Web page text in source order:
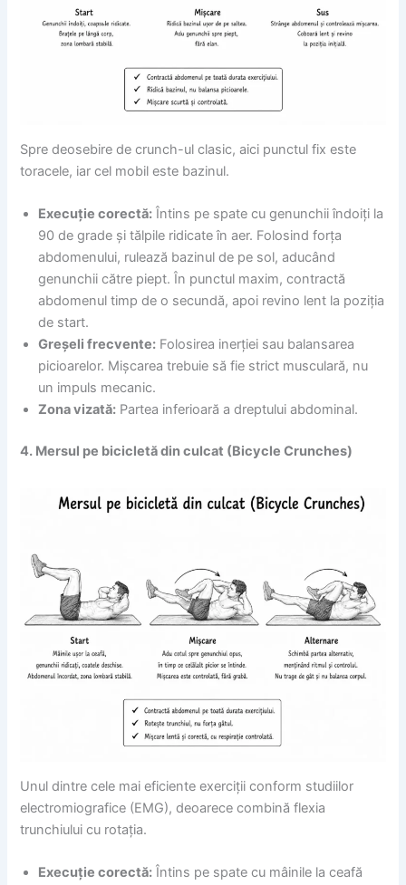
Spre deosebire de crunch-ul clasic, aici punctul fix este
toracele, iar cel mobil este bazinul.
Execuție corectă: Întins pe spate cu genunchii îndoiți la
90 de grade și tălpile ridicate în aer. Folosind forța
abdomenului, rulează bazinul de pe sol, aducând
genunchii către piept. În punctul maxim, contractă
abdomenul timp de o secundă, apoi revino lent la poziția
de start.
Greșeli frecvente: Folosirea inerției sau balansarea
picioarelor. Mișcarea trebuie să fie strict musculară, nu
un impuls mecanic.
Zona vizată: Partea inferioară a dreptului abdominal.
4. Mersul pe bicicletă din culcat (Bicycle Crunches)
Unul dintre cele mai eficiente exerciții conform studiilor
electromiografice (EMG), deoarece combină flexia
trunchiului cu rotația.
Execuție corectă: Întins pe spate cu mâinile la ceafă